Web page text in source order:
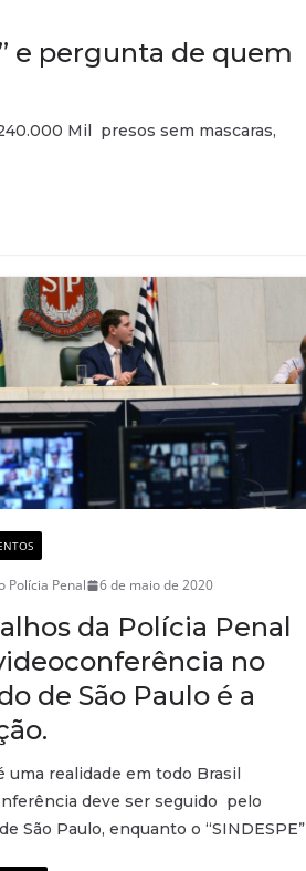
e pergunta de quem
Mil presos sem mascaras,
Polícia Penal 6 de maio de 2020
da Polícia Penal
no
de São Paulo é a
uma realidade em todo Brasil
deve ser seguido pelo
São Paulo, enquanto o “SINDESPE”